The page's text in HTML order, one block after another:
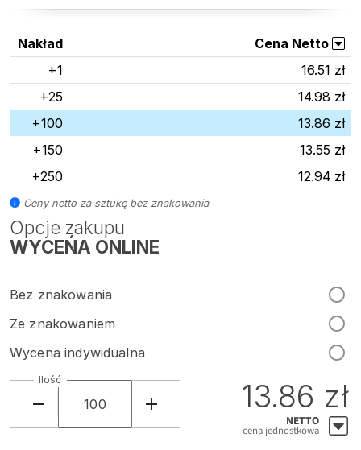
Opcje zakupu
WYCEŃA ONLINE
Bez znakowania
Ze znakowaniem
Wycena indywidualna
Nakład
Cena Netto
+1
16.51 zł
+25
14.98 zł
+100
13.86 zł
+150
13.55 zł
+250
12.94 zł
Ceny netto za sztukę bez znakowania
Ilość 13.86 zł
NETTO
cena jednostkowa